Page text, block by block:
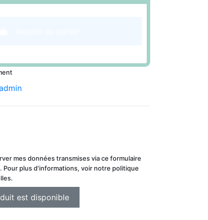
mes données transmises via ce formulaire
Pour plus d'informations, voir notre politique